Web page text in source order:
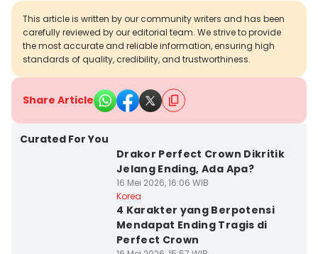
This article is written by our community writers and has been
carefully reviewed by our editorial team. We strive to provide
the most accurate and reliable information, ensuring high
standards of quality, credibility, and trustworthiness.
Share Article
Curated For You
Drakor Perfect Crown Dikritik
Jelang Ending, Ada Apa?
16 Mei 2026, 16:06 WIB
Korea
4 Karakter yang Berpotensi
Mendapat Ending Tragis di
Perfect Crown